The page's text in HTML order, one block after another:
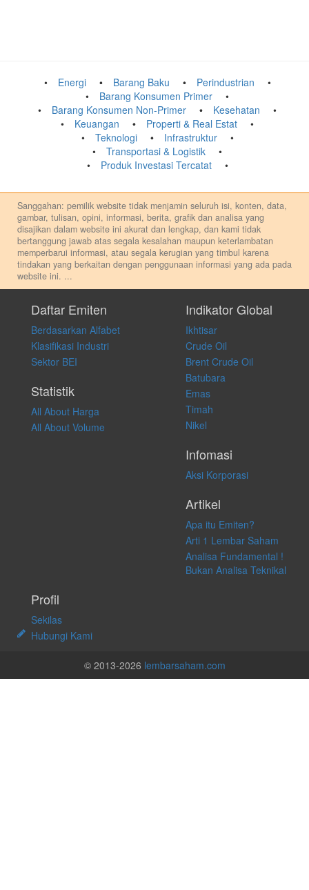
Energi Barang Baku
Perindustrian
Barang Konsumen Primer
Barang Konsumen Non-Primer
Kesehatan
Keuangan
Properti & Real Estat
Teknologi
Infrastruktur
Transportasi & Logistik
Produk Investasi Tercatat
Sanggahan: pemilik website tidak menjamin seluruh isi, konten, data,
gambar, tulisan, opini, informasi, berita, grafik dan analisa yang
disajikan dalam website ini akurat dan lengkap, dan kami tidak
bertanggung jawab atas segala kesalahan maupun keterlambatan
memperbarui informasi, atau segala kerugian yang timbul karena
tindakan yang berkaitan dengan penggunaan informasi yang ada pada
website ini. ...
pribadi. Kami tidak memberi anjuran, saran, rekomendasi untuk
membeli, menjual atau melakukan aktivitas lain yang terkait dengan
transaksi perdagangan apapun, dan kami tidak bertanggung jawab
atas keputusan investasi yang dilakukan dalam kondisi dan situasi
apapun juga, yang diakibatkan secara langsung maupun tidak
langsung atas konten pada website ini.
Daftar Emiten
Berdasarkan Alfabet
Klasifikasi Industri
Sektor BEI
Statistik
All About Harga
All About Volume
Indikator Global
Ikhtisar
Crude Oil
Brent Crude Oil
Batubara
Emas
Timah
Nikel
Infomasi
Aksi Korporasi
Artikel
Apa itu Emiten?
Arti 1 Lembar Saham
Analisa Fundamental !
Bukan Analisa Teknikal
Profil
Sekilas
Hubungi Kami
© 2013-2026 lembarsaham.com